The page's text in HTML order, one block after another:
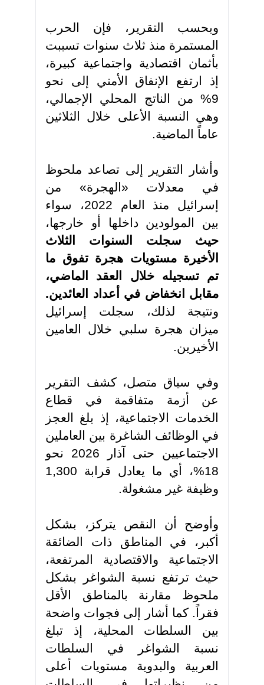
وبحسب التقرير، فإن الحرب
المستمرة منذ ثلاث سنوات تسببت
بأثمان اقتصادية واجتماعية كبيرة،
إذ ارتفع الإنفاق الأمني إلى نحو
9% من الناتج المحلي الإجمالي،
وهي النسبة الأعلى خلال الثلاثين
عاماً الماضية.
وأشار التقرير إلى تصاعد ملحوظ
في معدلات «الهجرة» من
إسرائيل منذ العام 2022، سواء
بين المولودين داخلها أو خارجها،
حيث سجلت السنوات الثلاث
الأخيرة مستويات هجرة تفوق ما
تم تسجيله خلال العقد الماضي،
مقابل انخفاض في أعداد العائدين.
ونتيجة لذلك، سجلت إسرائيل
ميزان هجرة سلبي خلال العامين
الأخيرين.
وفي سياق متصل، كشف التقرير
عن أزمة متفاقمة في قطاع
الخدمات الاجتماعية، إذ بلغ العجز
في الوظائف الشاغرة بين العاملين
الاجتماعيين حتى آذار 2026 نحو
18%، أي ما يعادل قرابة 1,300
وظيفة غير مشغولة.
وأوضح أن النقص يتركز، بشكل
أكبر، في المناطق ذات الضائقة
الاجتماعية والاقتصادية المرتفعة،
حيث ترتفع نسبة الشواغر بشكل
ملحوظ مقارنة بالمناطق الأقل
فقراً. كما أشار إلى فجوات واضحة
بين السلطات المحلية، إذ تبلغ
نسبة الشواغر في السلطات
العربية والبدوية مستويات أعلى